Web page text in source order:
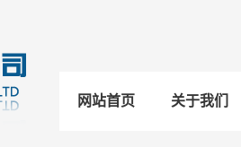
网站首页 关于我们